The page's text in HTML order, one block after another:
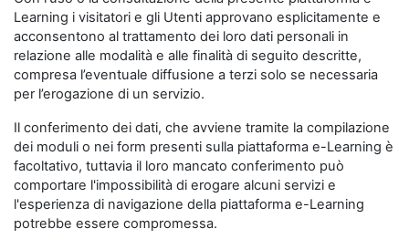
Learning i visitatori e gli Utenti approvano esplicitamente e
acconsentono al trattamento dei loro dati personali in
relazione alle modalità e alle finalità di seguito descritte,
compresa l’eventuale diffusione a terzi solo se necessaria
per l’erogazione di un servizio.
Il conferimento dei dati, che avviene tramite la compilazione
dei moduli o nei form presenti sulla piattaforma e-Learning è
facoltativo, tuttavia il loro mancato conferimento può
comportare l'impossibilità di erogare alcuni servizi e
l'esperienza di navigazione della piattaforma e-Learning
potrebbe essere compromessa.